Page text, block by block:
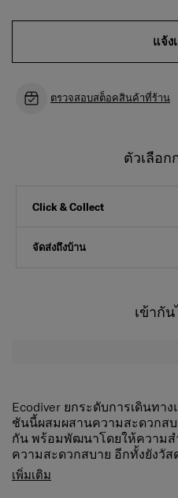
แจ้ง
ตรวจสอบสต็อคสินค้าที่ร้าน
ตัวเลือก
Click & Collect
จัดส่งถึงบ้าน
เข้ากั
Ecodiver ยกระดับการเดินทา
ชันนี้ผสมผสานความสะดวกส
กัน พร้อมพัฒนาโดยให้ความ
ความสะดวกสบาย อีกทั้งยังวั
เหมาะสำหรับการผจญภัยกลาง
ว่าจะฝนตกหรือแดดออก นอกจ
ผลิตจากโพลีเอสเตอร์รีไ
(Recyclex™) ทั้งภายนอก
เพิ่มเติม